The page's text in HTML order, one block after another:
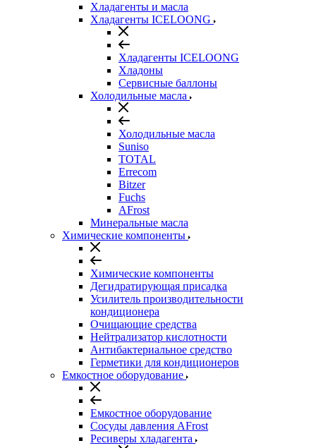
Хладагенты и масла
Хладагенты ICELOONG
Хладагенты ICELOONG
Хладоны
Сервисные баллоны
Холодильные масла
Холодильные масла
Suniso
TOTAL
Errecom
Bitzer
Fuchs
AFrost
Минеральные масла
Химические компоненты
Химические компоненты
Дегидратирующая присадка
Усилитель производительности
кондиционера
Очищающие средства
Нейтрализатор кислотности
Антибактериальное средство
Герметики для кондиционеров
Емкостное оборудование
Емкостное оборудование
Сосуды давления AFrost
Ресиверы хладагента